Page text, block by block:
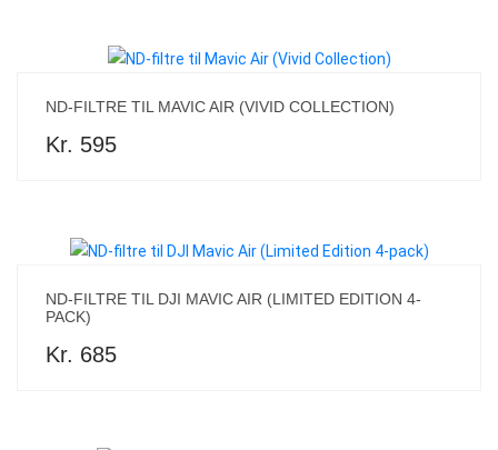
ND-FILTRE TIL MAVIC AIR (VIVID COLLECTION)
Kr. 595
ND-FILTRE TIL DJI MAVIC AIR (LIMITED EDITION 4-
PACK)
Kr. 685